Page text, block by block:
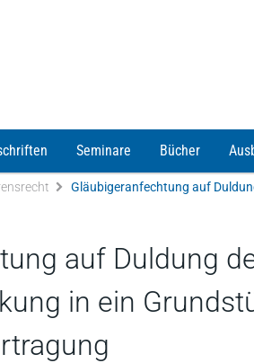
Seminare Bücher
auf Duldung
in ein